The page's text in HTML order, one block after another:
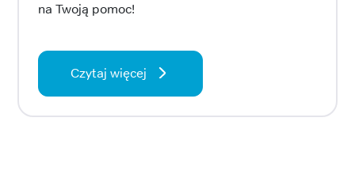
na Twoją pomoc!
Czytaj więcej